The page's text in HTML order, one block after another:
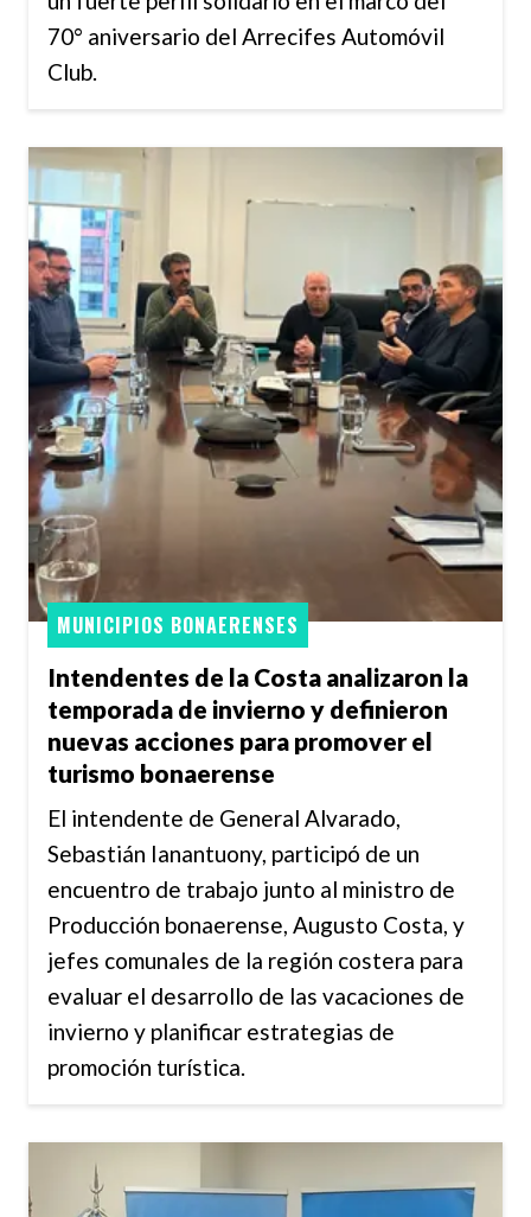
70° aniversario del Arrecifes Automóvil
Club.
Intendentes de la Costa analizaron la
temporada de invierno y definieron
nuevas acciones para promover el
turismo bonaerense
MUNICIPIOS BONAERENSES
El intendente de General Alvarado,
Sebastián Ianantuony, participó de un
encuentro de trabajo junto al ministro de
Producción bonaerense, Augusto Costa, y
jefes comunales de la región costera para
evaluar el desarrollo de las vacaciones de
invierno y planificar estrategias de
promoción turística.